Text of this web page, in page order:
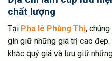
chất lượng
Tại Pha lê Phùng Thị,
gìn giữ những giá trị cao
khắc quý giá và lưu giữ